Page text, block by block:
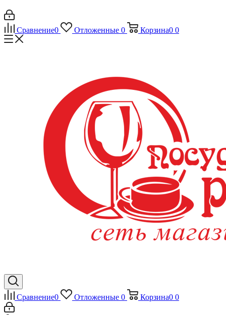
Сравнение0 Отложенные 0 Корзина0 0
Сравнение0 Отложенные 0 Корзина0 0